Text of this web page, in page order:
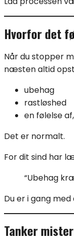
Hvorfor det
Når du stopper
næsten altid
ubehag
rastløshed
en følelse
Det er normalt.
For dit sind har
“Ubehag
Du er i gang
Tanker